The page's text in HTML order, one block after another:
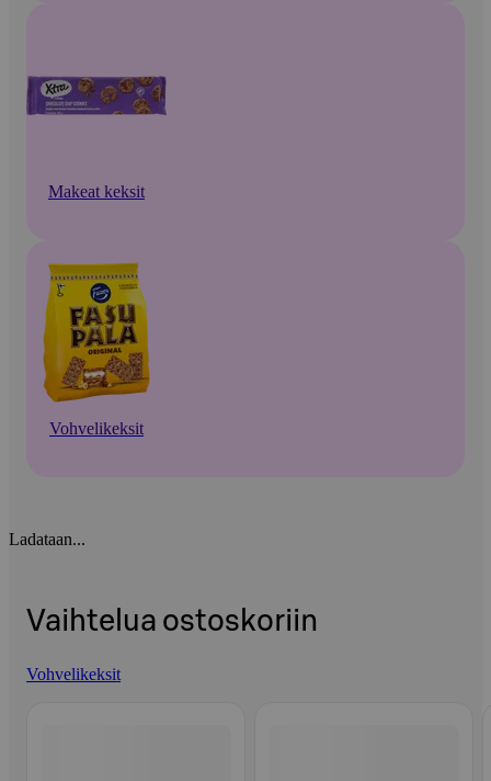
Makeat keksit
Vohvelikeksit
Ladataan...
Vaihtelua ostoskoriin
Vohvelikeksit